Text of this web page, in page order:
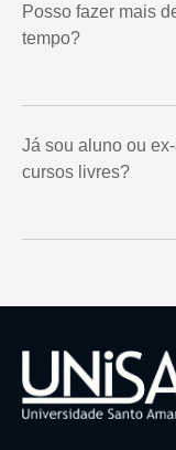
Posso fazer mais
tempo?
Já sou aluno ou
cursos livres?